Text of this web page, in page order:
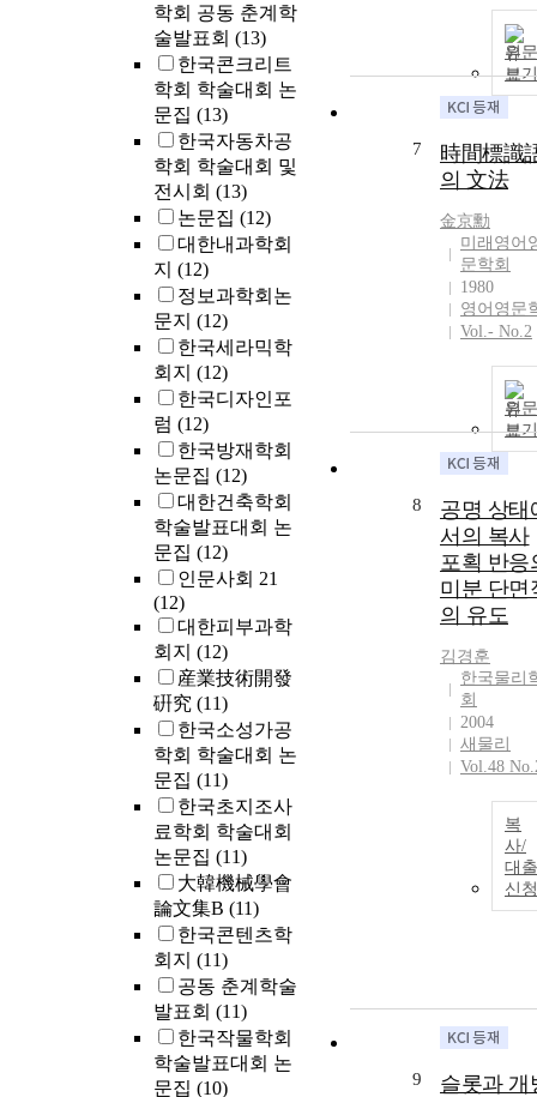
학회 공동 춘계학
술발표회 (13)
한국콘크리트
학회 학술대회 논
문집 (13)
한국자동차공
학회 학술대회 및
전시회 (13)
논문집 (12)
대한내과학회
지 (12)
정보과학회논
문지 (12)
한국세라믹학
회지 (12)
한국디자인포
럼 (12)
한국방재학회
논문집 (12)
대한건축학회
학술발표대회 논
문집 (12)
인문사회 21
(12)
대한피부과학
회지 (12)
産業技術開發
硏究 (11)
한국소성가공
학회 학술대회 논
문집 (11)
한국초지조사
료학회 학술대회
논문집 (11)
大韓機械學會
論文集B (11)
한국콘텐츠학
회지 (11)
공동 춘계학술
발표회 (11)
한국작물학회
학술발표대회 논
문집 (10)
원문
보기
7
時間標識
의 文法
金京勳
미래영어
문학회
1980
영어영문
Vol.- No.2
원문
보기
8
공명 상태
서의 복사
포획 반응
미분 단면
의 유도
김경훈
한국물리
회
2004
새물리
Vol.48
복
사/
대출
신청
9
슬롯과 개